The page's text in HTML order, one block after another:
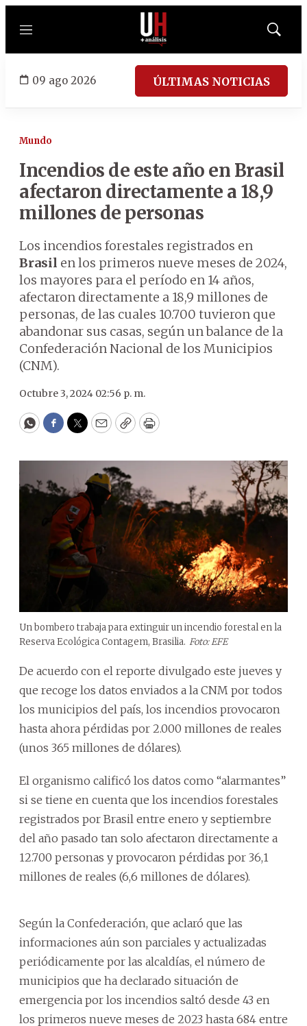
Menú
Mostrar
09 ago 2026 ÚLTIMAS NOTICIAS
Mundo
Incendios de este año en Brasil
afectaron directamente a 18,9
millones de personas
Los incendios forestales registrados en
Brasil en los primeros nueve meses de 2024,
los mayores para el período en 14 años,
afectaron directamente a 18,9 millones de
personas, de las cuales 10.700 tuvieron que
abandonar sus casas, según un balance de la
Confederación Nacional de los Municipios
(CNM).
Octubre 3, 2024 02:56 p. m.
WhatsApp
Facebook
Twitter
EmailCopyPrint
Un bombero trabaja para extinguir un incendio forestal en la
Reserva Ecológica Contagem, Brasilia. Foto: EFE
De acuerdo con el reporte divulgado este jueves y
que recoge los datos enviados a la CNM por todos
los municipios del país, los incendios provocaron
hasta ahora pérdidas por 2.000 millones de reales
(unos 365 millones de dólares).
El organismo calificó los datos como “alarmantes”
si se tiene en cuenta que los incendios forestales
registrados por Brasil entre enero y septiembre
del año pasado tan solo afectaron directamente a
12.700 personas y provocaron pérdidas por 36,1
millones de reales (6,6 millones de dólares).
Según la Confederación, que aclaró que las
informaciones aún son parciales y actualizadas
periódicamente por las alcaldías, el número de
municipios que ha declarado situación de
emergencia por los incendios saltó desde 43 en
los primeros nueve meses de 2023 hasta 684 entre